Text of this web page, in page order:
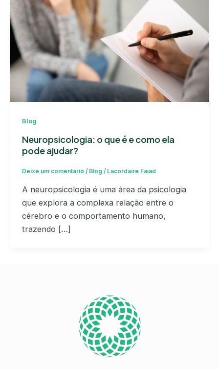
Blog
Neuropsicologia: o que é e como ela
pode ajudar?
Deixe um comentário / Blog / Lacordaire Faiad
A neuropsicologia é uma área da psicologia
que explora a complexa relação entre o
cérebro e o comportamento humano,
trazendo […]